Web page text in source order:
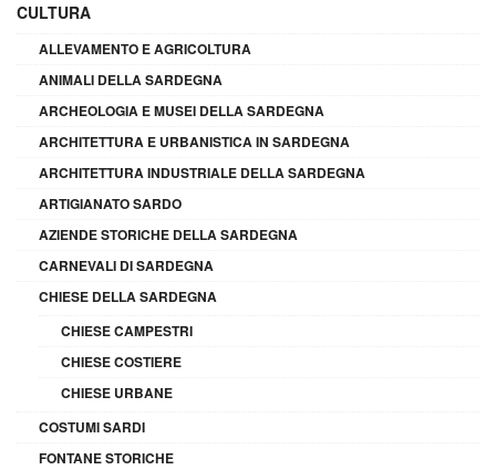
CULTURA
ALLEVAMENTO E AGRICOLTURA
ANIMALI DELLA SARDEGNA
ARCHEOLOGIA E MUSEI DELLA SARDEGNA
ARCHITETTURA E URBANISTICA IN SARDEGNA
ARCHITETTURA INDUSTRIALE DELLA SARDEGNA
ARTIGIANATO SARDO
AZIENDE STORICHE DELLA SARDEGNA
CARNEVALI DI SARDEGNA
CHIESE DELLA SARDEGNA
CHIESE CAMPESTRI
CHIESE COSTIERE
CHIESE URBANE
COSTUMI SARDI
FONTANE STORICHE